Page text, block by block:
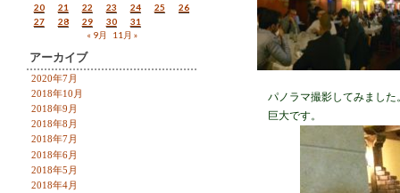
20
21 22 23 24 25
26
27
28 29 30
31
« 9月
11月 »
アーカイブ
2020年7月
2018年10月
2018年9月
2018年8月
2018年7月
2018年6月
2018年5月
2018年4月
パノラマ撮影してみました
巨大です。